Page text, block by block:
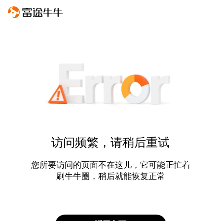
访问频繁，请稍后重试
您所要访问的页面不在这儿，它可能正忙着
刷牛牛圈，稍后就能恢复正常